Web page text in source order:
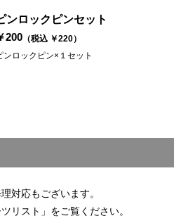
ンロックピンセット
200 （税込 ￥220）
ンロックピン×１セット
対応もございます。
リスト」をご覧ください。